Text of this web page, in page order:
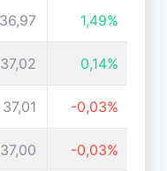
36,97 1,49%
37,02 0,14%
37,01 -0,03%
37,00 -0,03%